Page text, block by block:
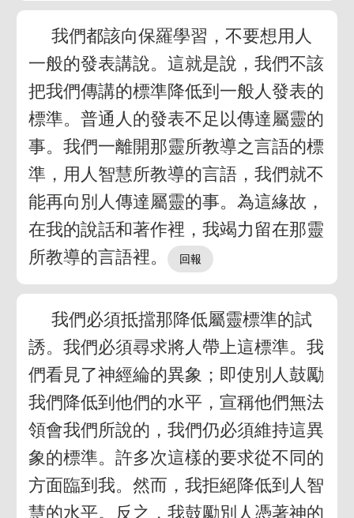
我們都該向保羅學習，不要想用人
一般的發表講說。這就是說，我們不該
把我們傳講的標準降低到一般人發表的
標準。普通人的發表不足以傳達屬靈的
事。我們一離開那靈所教導之言語的標
準，用人智慧所教導的言語，我們就不
能再向別人傳達屬靈的事。為這緣故，
在我的說話和著作裡，我竭力留在那靈
所教導的言語裡。
我們必須抵擋那降低屬靈標準的試
誘。我們必須尋求將人帶上這標準。我
們看見了神經綸的異象；即使別人鼓勵
我們降低到他們的水平，宣稱他們無法
領會我們所說的，我們仍必須維持這異
象的標準。許多次這樣的要求從不同的
方面臨到我。然而，我拒絕降低到人智
慧的水平。反之，我鼓勵別人憑著神的